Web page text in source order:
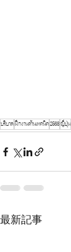
บริบาลฝึกงานด้านเทคนิค2568ญี่ปุ่น
最新記事